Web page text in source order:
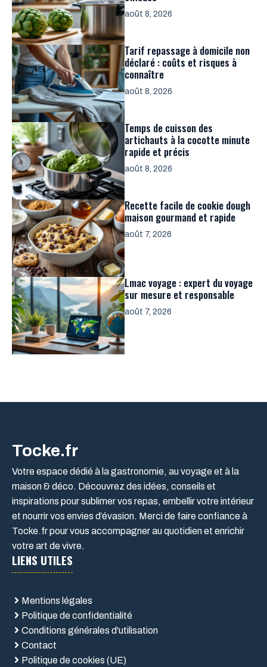
août 8, 2026
Tarif repassage à domicile non
déclaré : coûts et risques à
connaître
août 8, 2026
Temps de cuisson des
artichauts à la cocotte minute
rapide et précis
août 8, 2026
Recette facile de cookie dough
maison gourmand et rapide
août 7, 2026
Lmac voyage : expert du voyage
sur mesure et responsable
août 7, 2026
Tocke.fr
Votre espace dédié à la gastronomie, au voyage et à la
maison & déco. Découvrez des idées, conseils et
inspirations pour sublimer vos repas, embellir votre intérieur
et nourrir vos envies d’évasion. Merci de faire confiance à
Tocke.fr pour vous accompagner au quotidien et enrichir
votre art de vivre.
LIENS UTILES
Mentions légales
Politique de confidentialité
Conditions générales d'utilisation
Contact
Politique de cookies (UE)